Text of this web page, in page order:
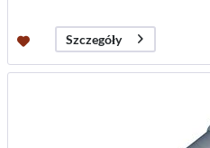
Szczegóły